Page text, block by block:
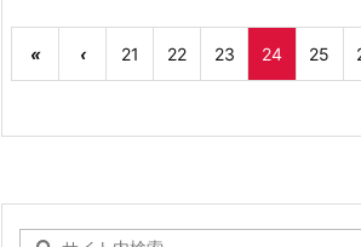
« ‹ 21 22 23 24 25